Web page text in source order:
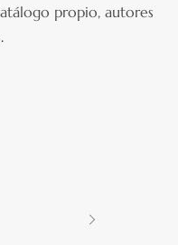
propio, autores
.